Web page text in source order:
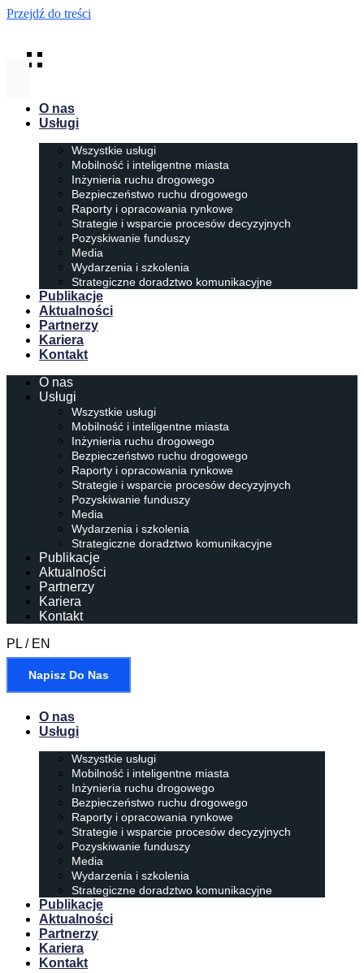
Przejdź do treści
O nas
Usługi
Wszystkie usługi
Mobilność i inteligentne miasta
Inżynieria ruchu drogowego
Bezpieczeństwo ruchu drogowego
Raporty i opracowania rynkowe
Strategie i wsparcie procesów decyzyjnych
Pozyskiwanie funduszy
Media
Wydarzenia i szkolenia
Strategiczne doradztwo komunikacyjne
Publikacje
Aktualności
Partnerzy
Kariera
Kontakt
O nas
Usługi
Wszystkie usługi
Mobilność i inteligentne miasta
Inżynieria ruchu drogowego
Bezpieczeństwo ruchu drogowego
Raporty i opracowania rynkowe
Strategie i wsparcie procesów decyzyjnych
Pozyskiwanie funduszy
Media
Wydarzenia i szkolenia
Strategiczne doradztwo komunikacyjne
Publikacje
Aktualności
Partnerzy
Kariera
Kontakt
PL / EN
Napisz Do Nas
O nas
Usługi
Wszystkie usługi
Mobilność i inteligentne miasta
Inżynieria ruchu drogowego
Bezpieczeństwo ruchu drogowego
Raporty i opracowania rynkowe
Strategie i wsparcie procesów decyzyjnych
Pozyskiwanie funduszy
Media
Wydarzenia i szkolenia
Strategiczne doradztwo komunikacyjne
Publikacje
Aktualności
Partnerzy
Kariera
Kontakt